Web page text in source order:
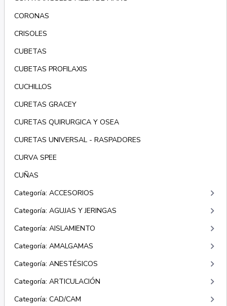
CORONAS
CRISOLES
CUBETAS
CUBETAS PROFILAXIS
CUCHILLOS
CURETAS GRACEY
CURETAS QUIRURGICA Y OSEA
CURETAS UNIVERSAL - RASPADORES
CURVA SPEE
CUÑAS
Categoría: ACCESORIOS
keyboard_arrow_right
Categoría: AGUJAS Y JERINGAS keyboard_arrow_right
Categoría: AISLAMIENTO keyboard_arrow_right
Categoría: AMALGAMAS keyboard_arrow_right
Categoría: ANESTÉSICOS keyboard_arrow_right
Categoría: ARTICULACIÓN keyboard_arrow_right
Categoría: CAD/CAM keyboard_arrow_right